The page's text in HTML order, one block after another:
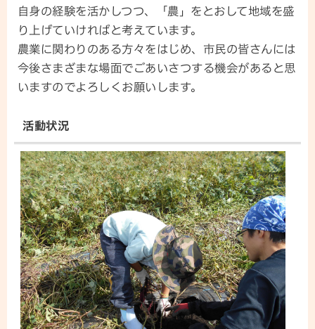
自身の経験を活かしつつ、「農」をとおして地域を盛
り上げていければと考えています。
農業に関わりのある方々をはじめ、市民の皆さんには
今後さまざまな場面でごあいさつする機会があると思
いますのでよろしくお願いします。
活動状況